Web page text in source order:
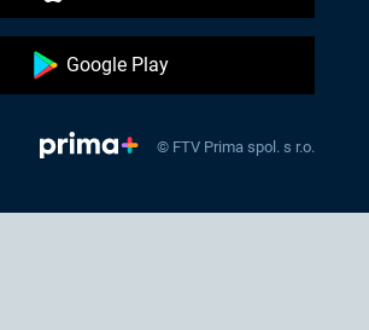
Google Play
© FTV Prima spol. s r.o.